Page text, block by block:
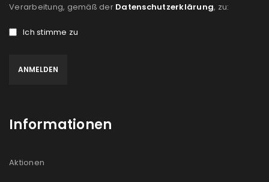
Verarbeitung, gemäß der Datenschutzerklärung, zu:
Ich stimme zu
Informationen
Aktionen